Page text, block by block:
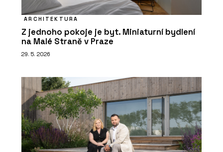
ARCHITEKTURA
Z jednoho pokoje je byt. Miniaturní bydlení
na Malé Straně v Praze
29. 5. 2026